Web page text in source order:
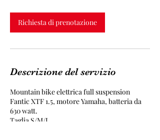
e
3
0
i
u
t
Richiesta di prenotazione
Descrizione del servizio
Mountain bike elettrica full suspension
Fantic XTF 1.5, motore Yamaha, batteria da
630 watt.
Taglia S/M/L